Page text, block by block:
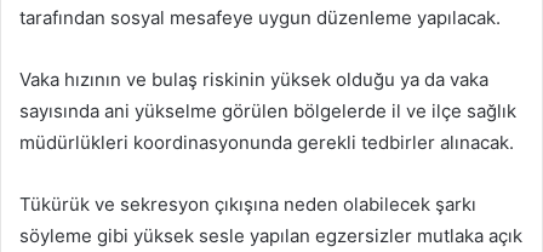
tarafından sosyal mesafeye uygun düzenleme yapılacak.
Vaka hızının ve bulaş riskinin yüksek olduğu ya da vaka
sayısında ani yükselme görülen bölgelerde il ve ilçe sağlık
müdürlükleri koordinasyonunda gerekli tedbirler alınacak.
Tükürük ve sekresyon çıkışına neden olabilecek şarkı
söyleme gibi yüksek sesle yapılan egzersizler mutlaka açık